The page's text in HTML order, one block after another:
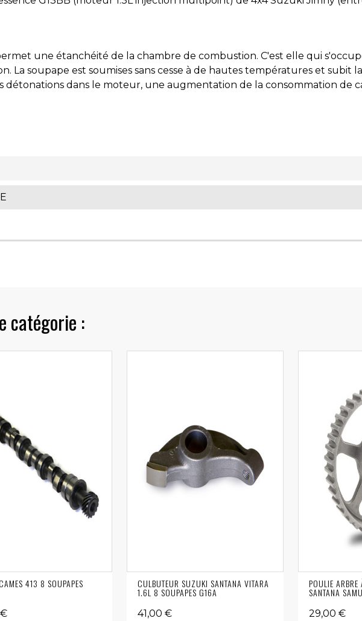
une étanchéité de la chambre de combustion. C'est elle qui
La soupape est soumises sans cesse à de hautes températures et subit
détonations dans le moteur, une augmentation de la consommation de
catégorie :
413 8 SOUPAPES CULBUTEUR SUZUKI SANTANA VITARA
1.6L 8 SOUPAPES G16A
41,00 €
POULIE
SANTANA
29,00 €